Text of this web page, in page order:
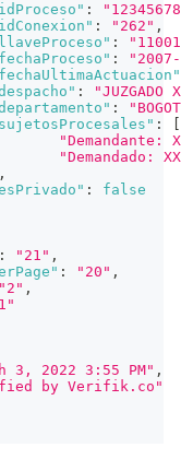
:
: "262" ,
:
:
:
"JUZGADO
:
:
"Demandante:
"Demandado:
,
:
false
: "21" ,
: "20" ,
"2" ,
3, 2022 3:55 PM" ,
by Verifik.co"